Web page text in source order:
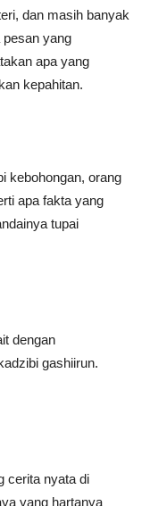
dan masih banyak
pesan yang
apa yang
kepahitan.
kebohongan, orang
apa fakta yang
tupai
dengan
gashiirun.
cerita nyata di
yang hartanya